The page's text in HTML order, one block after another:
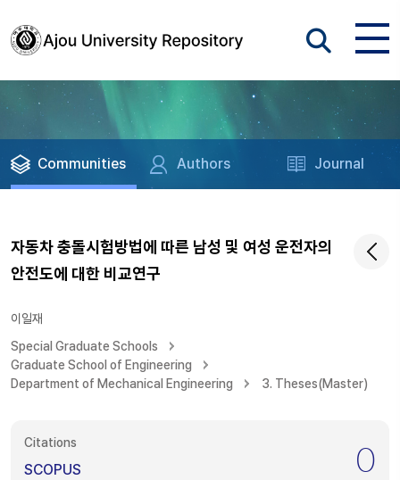
Communities Authors Journal
자동차 충돌시험방법에 따른 남성 및 여성 운전자의
안전도에 대한 비교연구
이일재
Special Graduate Schools
Graduate School of Engineering
Department of Mechanical Engineering
3. Theses(Master)
Citations
SCOPUS 0